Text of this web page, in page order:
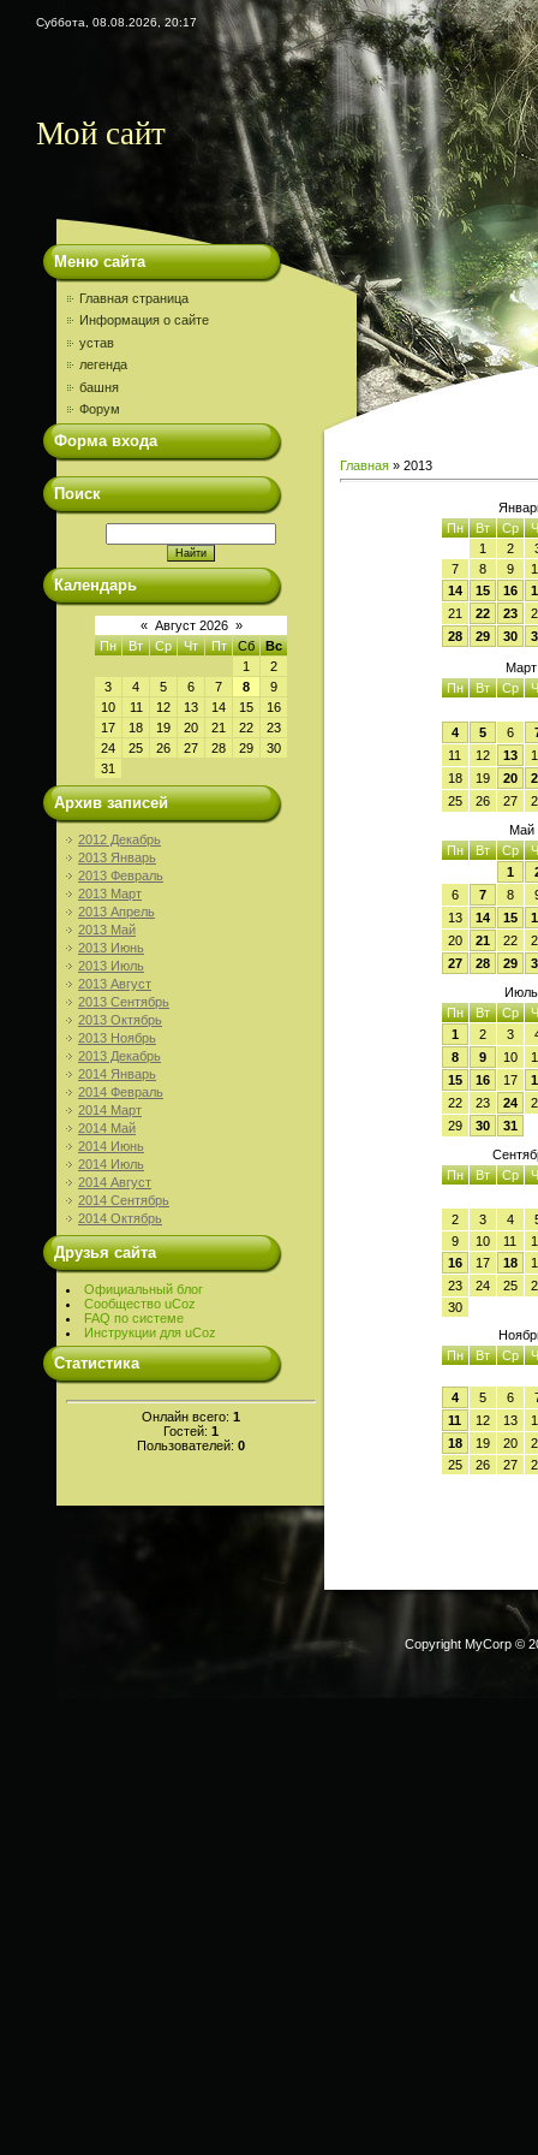
Суббота, 08.08.2026, 20:17
Мой сайт
Меню сайта
Главная страница
Информация о сайте
устав
легенда
башня
Форум
Форма входа
Поиск
Календарь
« Август 2026 »
Пн
Вт Ср Чт Пт Сб
Вс
1
2
3
4 5 6 7 8
9
10
11 12 13 14 15
16
17
18 19 20 21 22
23
24
25 26 27 28 29
30
31
Архив записей
2012 Декабрь
2013 Январь
2013 Февраль
2013 Март
2013 Апрель
2013 Май
2013 Июнь
2013 Июль
2013 Август
2013 Сентябрь
2013 Октябрь
2013 Ноябрь
2013 Декабрь
2014 Январь
2014 Февраль
2014 Март
2014 Май
2014 Июнь
2014 Июль
2014 Август
2014 Сентябрь
2014 Октябрь
Друзья сайта
Официальный блог
Сообщество uCoz
FAQ по системе
Инструкции для uCoz
Статистика
Онлайн всего: 1
Гостей: 1
Пользователей: 0
Главная » 2013
Пн
Вт Ср
1
2
7
8 9
14
15 16
21
22 23
28
29 30
Март
Пн
Вт Ср
4 5 6
11
12 13
18
19 20
25
26 27
Май
Пн
Вт Ср
1
6
7 8
13
14 15
20
21 22
27
28 29
Июль
Пн
Вт Ср
1
2 3
8
9 10
15
16 17
22
23 24
29
30
31
Пн
Вт Ср
2 3 4
9
10 11
16
17 18
23
24 25
30
Пн
Вт Ср
4 5 6
11
12 13
18
19 20
25
26 27
Copyright MyCorp ©